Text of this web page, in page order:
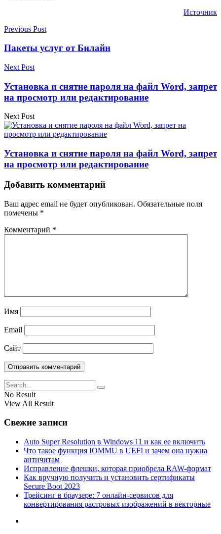
Источник
Previous Post
Пакеты услуг от Билайн
Next Post
Установка и снятие пароля на файл Word, запрет
на просмотр или редактирование
Next Post
Установка и снятие пароля на файл Word, запрет
на просмотр или редактирование
Добавить комментарий
Ваш адрес email не будет опубликован. Обязательные поля
помечены *
Комментарий *
Имя
Email
Сайт
No Result
View All Result
Свежие записи
Auto Super Resolution в Windows 11 и как ее включить
Что такое функция IOMMU в UEFI и зачем она нужна
античитам
Исправление флешки, которая приобрела RAW-формат
Как вручную получить и установить сертификаты
Secure Boot 2023
Трейсинг в браузере: 7 онлайн-сервисов для
конвертирования растровых изображений в векторные